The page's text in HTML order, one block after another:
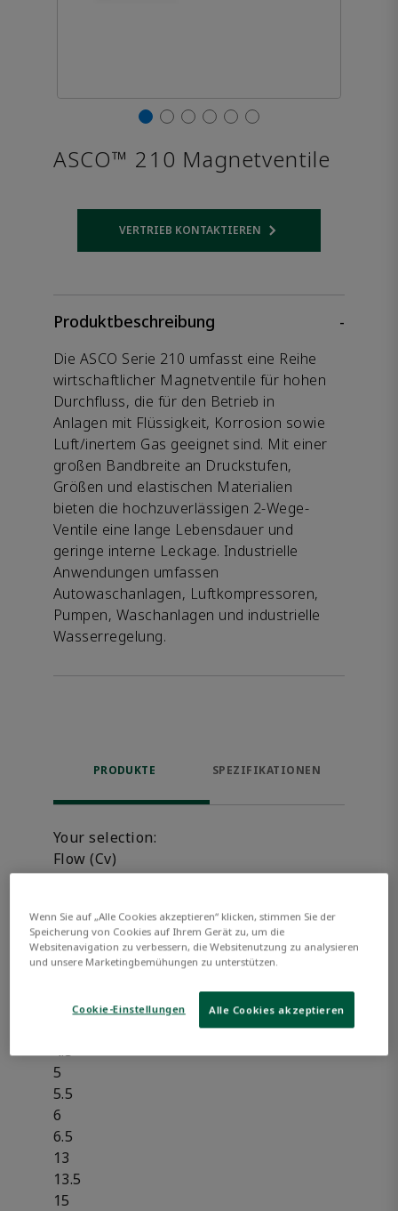
ASCO™ 210 Magnetventile
VERTRIEB KONTAKTIEREN
Opens internal link
Produktbeschreibung
-
Die ASCO Serie 210 umfasst eine Reihe
wirtschaftlicher Magnetventile für hohen
Durchfluss, die für den Betrieb in
Anlagen mit Flüssigkeit, Korrosion sowie
Luft/inertem Gas geeignet sind. Mit einer
großen Bandbreite an Druckstufen,
Größen und elastischen Materialien
bieten die hochzuverlässigen 2-Wege-
Ventile eine lange Lebensdauer und
geringe interne Leckage. Industrielle
Anwendungen umfassen
Autowaschanlagen, Luftkompressoren,
Pumpen, Waschanlagen und industrielle
Wasserregelung.
PRODUKTE SPEZIFIKATIONEN
Your selection:
Flow (Cv)
0.88
1.5
2.2
2.8
3.6
4.5
5
5.5
6
6.5
13
13.5
15
Wenn Sie auf „Alle Cookies akzeptieren“ klicken, stimmen Sie der
Speicherung von Cookies auf Ihrem Gerät zu, um die
Websitenavigation zu verbessern, die Websitenutzung zu analysieren
und unsere Marketingbemühungen zu unterstützen.
Cookie-Einstellungen Alle Cookies akzeptieren